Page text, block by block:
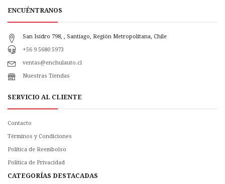
ENCUÉNTRANOS
San Isidro 798, , Santiago, Región Metropolitana, Chile
+56 9 5680 5973
ventas@enchulauto.cl
Nuestras Tiendas
SERVICIO AL CLIENTE
Contacto
Términos y Condiciones
Política de Reembolso
Politica de Privacidad
CATEGORÍAS DESTACADAS